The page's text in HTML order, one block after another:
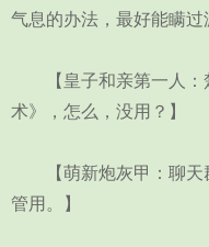
气息的办法，最好能瞒过
【皇子和亲第一人：
术》，怎么，没用？】
【萌新炮灰甲：聊天
管用。】